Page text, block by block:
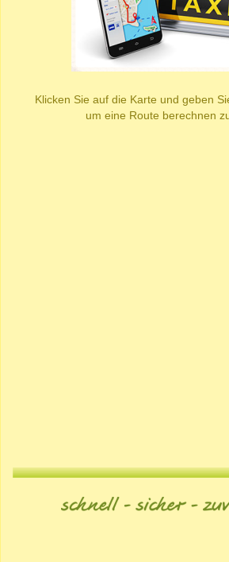
Klicken Sie auf die Karte und geben
um eine Route berechnen